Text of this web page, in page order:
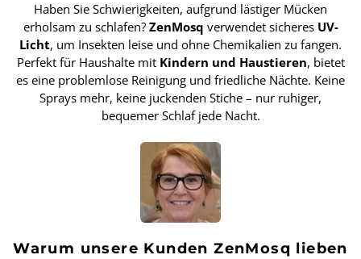
Haben Sie Schwierigkeiten, aufgrund lästiger Mücken
erholsam zu schlafen? ZenMosq verwendet sicheres UV-
Licht, um Insekten leise und ohne Chemikalien zu fangen.
Perfekt für Haushalte mit Kindern und Haustieren, bietet
es eine problemlose Reinigung und friedliche Nächte. Keine
Sprays mehr, keine juckenden Stiche – nur ruhiger,
bequemer Schlaf jede Nacht.
Warum unsere Kunden ZenMosq lieben